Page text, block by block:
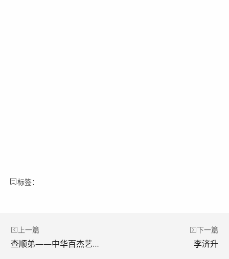
标签：
上一篇
查顺弟——中华百杰艺术家
下一篇
李济升